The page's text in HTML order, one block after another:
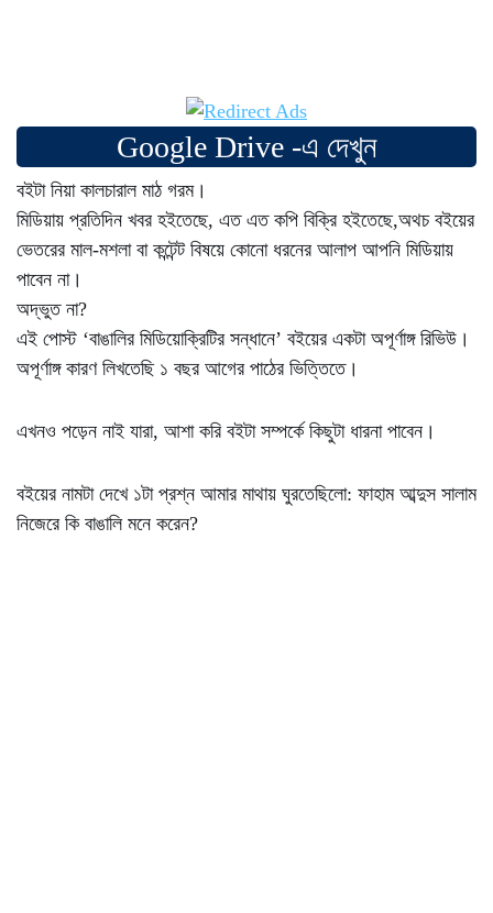
Google Drive -এ দেখুন
বইটা নিয়া কালচারাল মাঠ গরম।
মিডিয়ায় প্রতিদিন খবর হইতেছে, এত এত কপি বিক্রি হইতেছে,অথচ বইয়ের
ভেতরের মাল-মশলা বা কন্টেন্ট বিষয়ে কোনো ধরনের আলাপ আপনি মিডিয়ায়
পাবেন না।
অদ্ভুত না?
এই পোস্ট ‘বাঙালির মিডিয়োক্রিটির সন্ধানে’ বইয়ের একটা অপূর্ণাঙ্গ রিভিউ।
অপূর্ণাঙ্গ কারণ লিখতেছি ১ বছর আগের পাঠের ভিত্তিতে।
এখনও পড়েন নাই যারা, আশা করি বইটা সম্পর্কে কিছুটা ধারনা পাবেন।
বইয়ের নামটা দেখে ১টা প্রশ্ন আমার মাথায় ঘুরতেছিলো: ফাহাম আব্দুস সালাম
নিজেরে কি বাঙালি মনে করেন?